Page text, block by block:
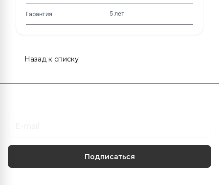
Гарантия 5 лет
Назад к списку
Подписаться